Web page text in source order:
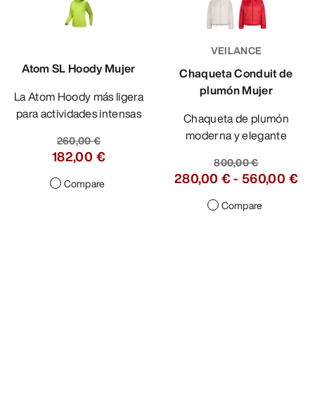
Atom SL Hoody Mujer
La Atom Hoody más ligera
para actividades intensas
260,00 €
182,00 €
Compare
VEILANCE
Chaqueta Conduit de
plumón Mujer
Chaqueta de plumón
moderna y elegante
800,00 €
280,00 €-560,00 €
Compare